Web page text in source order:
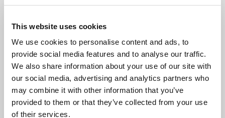
This website uses cookies
We use cookies to personalise content and ads, to
provide social media features and to analyse our traffic.
We also share information about your use of our site with
our social media, advertising and analytics partners who
may combine it with other information that you’ve
provided to them or that they’ve collected from your use
of their services.
wyliczyć zaliczkę na podatek dochodowy,
pożyczki z ZFŚS, składki związkowe,
przygotować listy płac i paski, deklaracje
do ZUS i urzędów skarbowych.
Zmieniają się tylko dane wejściowe, ale sam
schemat pozostaje ten sam. To najlepszy sygnał,
żeproces wyliczania wynagrodzeń świetnie nadaje
się do automatyzacji.
Nowoczesne systemy kadrowo-płacowe, takie jak